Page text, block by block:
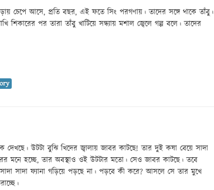
চেপে আসে, প্রতি বছর, এই ফতে সিং পরগণায়। তাদের সঙ্গে থাকে তাঁবু।
শিকারের পর তারা তাঁবু খাটিয়ে সন্ধ্যায় মশাল জ্বেলে গল্প বলে। তাদের
দেখছে। উটটা বুঝি খিদের জ্বালায় জাবর কাটছে! তার দুই কষা বেয়ে সাদা
মনে হচ্ছে, তার অবস্থাও ওই উটটার মতো। সেও জাবর কাটছে। তবে
সাদা ফ্যানা গড়িয়ে পড়ছে না। পড়বে কী করে? আসলে সে তার মুখে